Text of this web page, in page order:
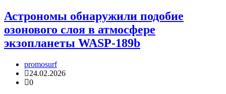
Астрономы обнаружили подобие
озонового слоя в атмосфере
экзопланеты WASP-189b
promosurf
24.02.2026
0